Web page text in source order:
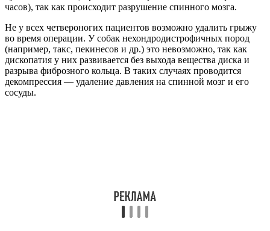
часов), так как происходит разрушение спинного мозга.
Не у всех четвероногих пациентов возможно удалить грыжу
во время операции. У собак нехондродистрофичных пород
(например, такс, пекинесов и др.) это невозможно, так как
дископатия у них развивается без выхода вещества диска и
разрыва фиброзного кольца. В таких случаях проводится
декомпрессия — удаление давления на спинной мозг и его
сосуды.